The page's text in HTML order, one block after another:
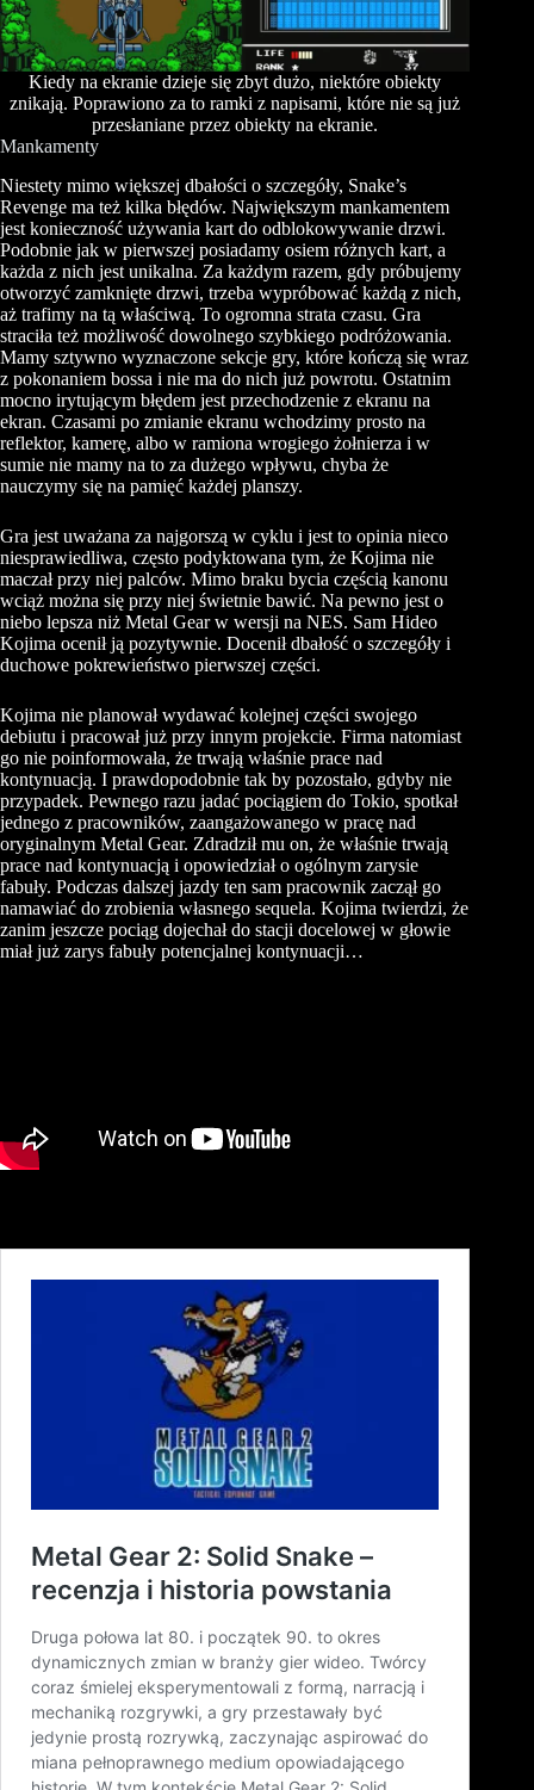
Kiedy na ekranie dzieje się zbyt dużo, niektóre obiekty
znikają. Poprawiono za to ramki z napisami, które nie są już
przesłaniane przez obiekty na ekranie.
Mankamenty
Niestety mimo większej dbałości o szczegóły, Snake’s
Revenge ma też kilka błędów. Największym mankamentem
jest konieczność używania kart do odblokowywanie drzwi.
Podobnie jak w pierwszej posiadamy osiem różnych kart, a
każda z nich jest unikalna. Za każdym razem, gdy próbujemy
otworzyć zamknięte drzwi, trzeba wypróbować każdą z nich,
aż trafimy na tą właściwą. To ogromna strata czasu. Gra
straciła też możliwość dowolnego szybkiego podróżowania.
Mamy sztywno wyznaczone sekcje gry, które kończą się wraz
z pokonaniem bossa i nie ma do nich już powrotu. Ostatnim
mocno irytującym błędem jest przechodzenie z ekranu na
ekran. Czasami po zmianie ekranu wchodzimy prosto na
reflektor, kamerę, albo w ramiona wrogiego żołnierza i w
sumie nie mamy na to za dużego wpływu, chyba że
nauczymy się na pamięć każdej planszy.
Gra jest uważana za najgorszą w cyklu i jest to opinia nieco
niesprawiedliwa, często podyktowana tym, że Kojima nie
maczał przy niej palców. Mimo braku bycia częścią kanonu
wciąż można się przy niej świetnie bawić. Na pewno jest o
niebo lepsza niż Metal Gearw wersji na NES. Sam Hideo
Kojima ocenił ją pozytywnie. Docenił dbałość o szczegóły i
duchowe pokrewieństwo pierwszej części.
Kojima nie planował wydawać kolejnej części swojego
debiutu i pracował już przy innym projekcie. Firma natomiast
go nie poinformowała, że trwają właśnie prace nad
kontynuacją. I prawdopodobnie tak by pozostało, gdyby nie
przypadek. Pewnego razu jadać pociągiem do Tokio, spotkał
jednego z pracowników, zaangażowanego w pracę nad
oryginalnym Metal Gear. Zdradził mu on, że właśnie trwają
prace nad kontynuacją i opowiedział o ogólnym zarysie
fabuły. Podczas dalszej jazdy ten sam pracownik zaczął go
namawiać do zrobienia własnego sequela. Kojima twierdzi, że
zanim jeszcze pociąg dojechał do stacji docelowej w głowie
miał już zarys fabuły potencjalnej kontynuacji…